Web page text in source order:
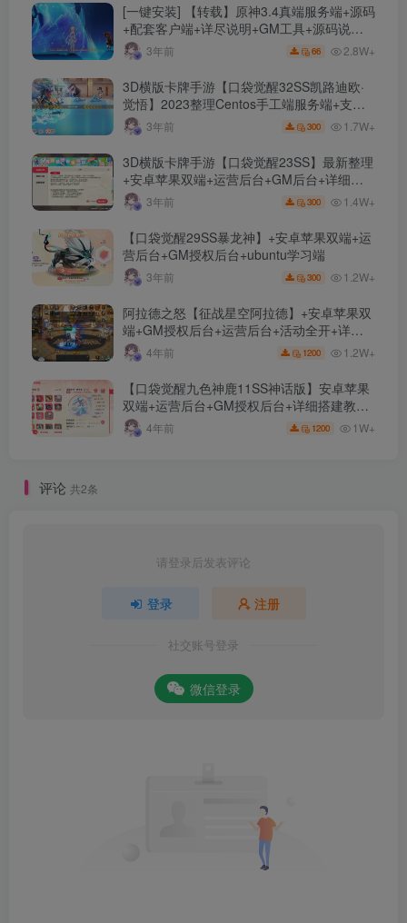
[一键安装] 【转载】原神3.4真端服务端+源码
+配套客户端+详尽说明+GM工具+源码说明
文件3年前 66 2.8W+
3D横版卡牌手游【口袋觉醒32SS凯路迪欧·
觉悟】2023整理Centos手工端服务端+支付
对接+安卓苹果双端+运营后台+GM授权后台
+代理后台
3年前 300 1.7W+
3D横版卡牌手游【口袋觉醒23SS】最新整理
+安卓苹果双端+运营后台+GM后台+详细搭
建教程3年前 300 1.4W+
【口袋觉醒29SS暴龙神】+安卓苹果双端+运
营后台+GM授权后台+ubuntu学习端
3年前 300 1.2W+
阿拉德之怒【征战星空阿拉德】+安卓苹果双
端+GM授权后台+运营后台+活动全开+详细
教程 4年前 1200 1.2W+
【口袋觉醒九色神鹿11SS神话版】安卓苹果
双端+运营后台+GM授权后台+详细搭建教
程。 4年前 1200 1W+
评论 共2条
请登录后发表评论
登录 注册
社交账号登录
微信登录